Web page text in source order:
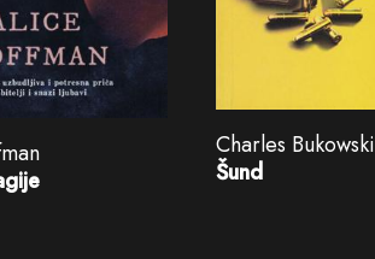
Charles Bukowski
Šund